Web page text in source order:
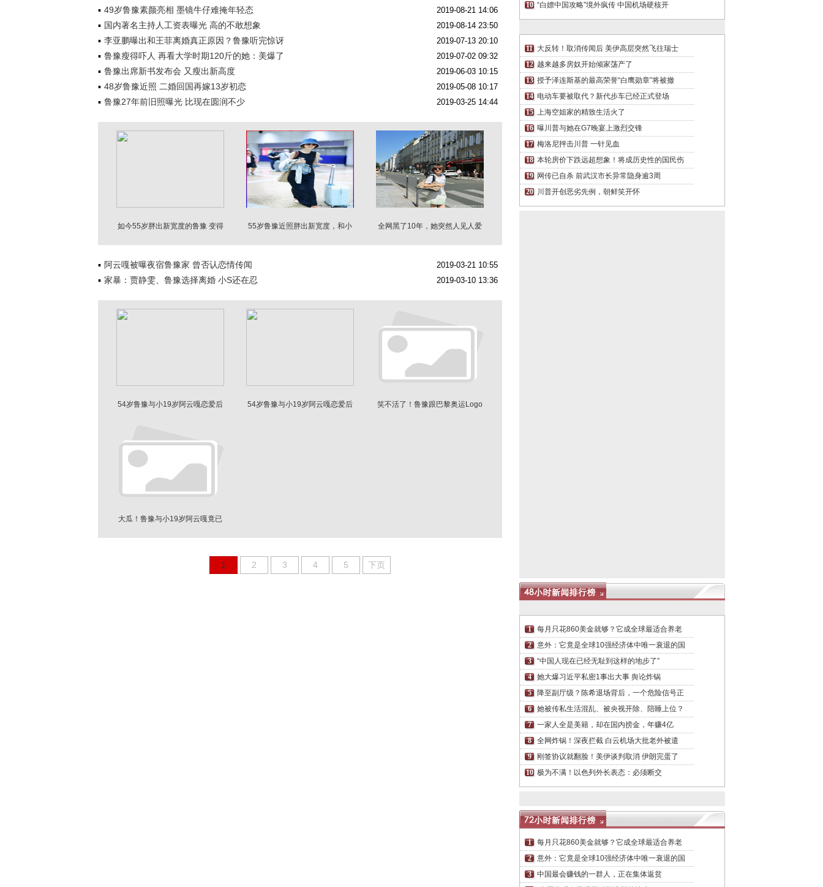
49岁鲁豫素颜亮相 墨镜牛仔难掩年轻态 2019-08-21 14:06
国内著名主持人工资表曝光 高的不敢想象 2019-08-14 23:50
李亚鹏曝出和王菲离婚真正原因？鲁豫听完惊讶 2019-07-13 20:10
鲁豫瘦得吓人 再看大学时期120斤的她：美爆了 2019-07-02 09:32
鲁豫出席新书发布会 又瘦出新高度 2019-06-03 10:15
48岁鲁豫近照 二婚回国再嫁13岁初恋 2019-05-08 10:17
鲁豫27年前旧照曝光 比现在圆润不少 2019-03-25 14:44
如今55岁胖出新宽度的鲁豫 变得
55岁鲁豫近照胖出新宽度，和小
全网黑了10年，她突然人见人爱
阿云嘎被曝夜宿鲁豫家 曾否认恋情传闻 2019-03-21 10:55
家暴：贾静雯、鲁豫选择离婚 小S还在忍 2019-03-10 13:36
54岁鲁豫与小19岁阿云嘎恋爱后
54岁鲁豫与小19岁阿云嘎恋爱后
笑不活了！鲁豫跟巴黎奥运Logo
大瓜！鲁豫与小19岁阿云嘎竟已
1 2 3 4 5 下页
“白嫖中国攻略”境外疯传 中国机场硬核开
大反转！取消传闻后 美伊高层突然飞往瑞士
越来越多房奴开始倾家荡产了
授予泽连斯基的最高荣誉“白鹰勋章”将被撤
电动车要被取代？新代步车已经正式登场
上海空姐家的精致生活火了
曝川普与她在G7晚宴上激烈交锋
梅洛尼抨击川普 一针见血
本轮房价下跌远超想象！将成历史性的国民伤
网传已自杀 前武汉市长异常隐身逾3周
川普开创恶劣先例，朝鲜笑开怀
每月只花860美金就够？它成全球最适合养老
意外：它竟是全球10强经济体中唯一衰退的国
“中国人现在已经无耻到这样的地步了”
她大爆习近平私密1事出大事 舆论炸锅
降至副厅级？陈希退场背后，一个危险信号正
她被传私生活混乱、被央视开除、陪睡上位？
一家人全是美籍，却在国内捞金，年赚4亿
全网炸锅！深夜拦截 白云机场大批老外被遣
刚签协议就翻脸！美伊谈判取消 伊朗完蛋了
极为不满！以色列外长表态：必须断交
每月只花860美金就够？它成全球最适合养老
意外：它竟是全球10强经济体中唯一衰退的国
中国最会赚钱的一群人，正在集体返贫